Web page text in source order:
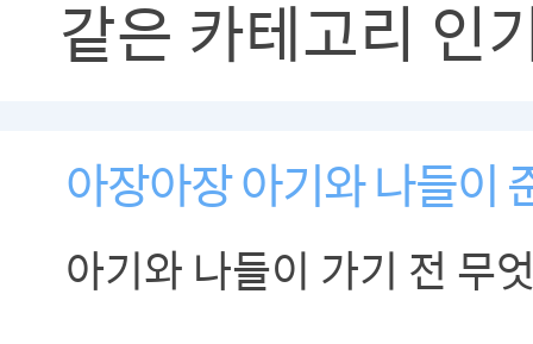
같은 카테고리 인
아장아장 아기와 나들이
아기와 나들이 가기 전 무